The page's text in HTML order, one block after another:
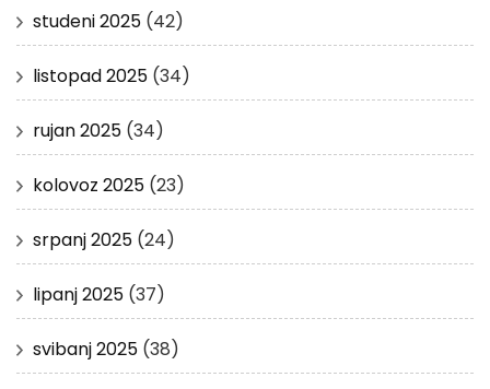
studeni 2025 (42)
listopad 2025 (34)
rujan 2025 (34)
kolovoz 2025 (23)
srpanj 2025 (24)
lipanj 2025 (37)
svibanj 2025 (38)